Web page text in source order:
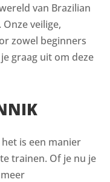
van Brazilian
Onze veilige,
zowel beginners
graag uit om deze
het is een manier
trainen. Of je nu je